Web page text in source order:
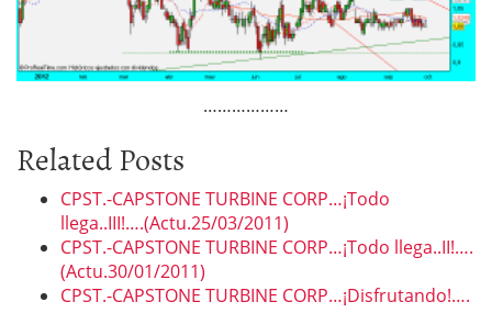
………………
Related Posts
CPST.-CAPSTONE TURBINE CORP…¡Todo
llega..III!….(Actu.25/03/2011)
CPST.-CAPSTONE TURBINE CORP…¡Todo llega..II!….
(Actu.30/01/2011)
CPST.-CAPSTONE TURBINE CORP…¡Disfrutando!….